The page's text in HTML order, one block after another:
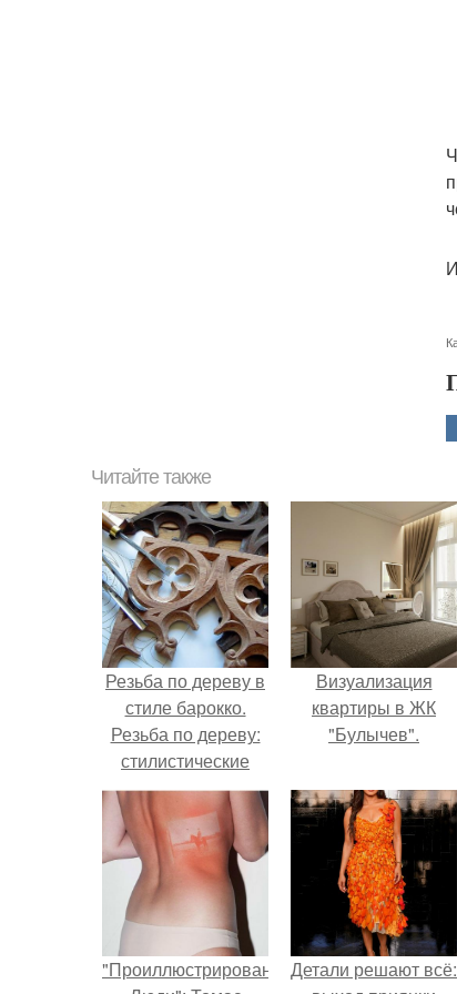
Читайте также
Резьба по дереву в
стиле барокко.
Резьба по дереву:
стилистические
направления и
характерные узоры.
Визуализация
квартиры в ЖК
"Булычев".
"ПроиллюстрированныеДетали решают всё: